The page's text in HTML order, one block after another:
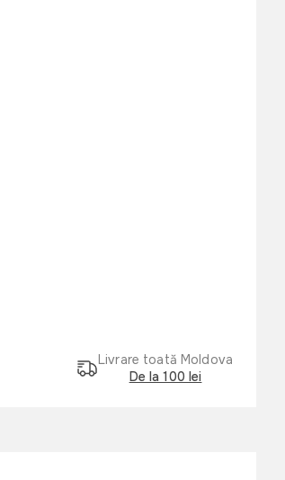
Livrare toată Moldova
De la 100 lei